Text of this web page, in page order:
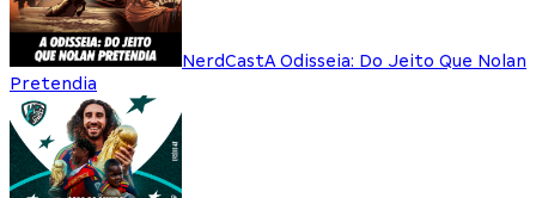
NerdCastA Odisseia: Do Jeito Que Nolan
Pretendia